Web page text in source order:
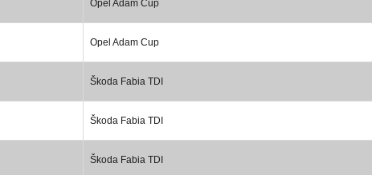
Opel Adam Cup
Opel Adam Cup
Škoda Fabia TDI
Škoda Fabia TDI
Škoda Fabia TDI